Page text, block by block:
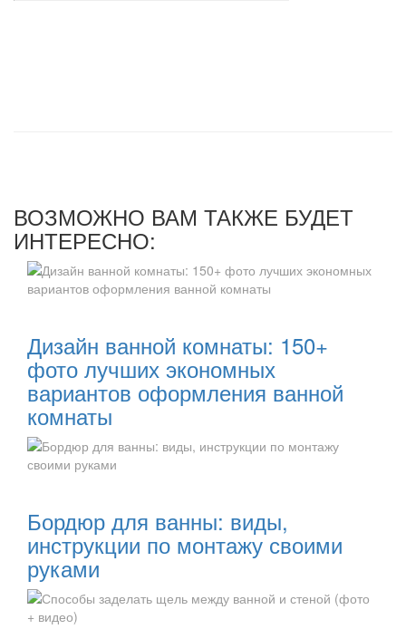
ВОЗМОЖНО ВАМ ТАКЖЕ БУДЕТ
ИНТЕРЕСНО:
Дизайн ванной комнаты: 150+
фото лучших экономных
вариантов оформления ванной
комнаты
Бордюр для ванны: виды,
инструкции по монтажу своими
руками